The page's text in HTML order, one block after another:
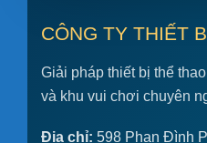
CÔNG TY THIẾT
Giải pháp thiết bị thể
và khu vui chơi chuyên
Địa chỉ: 598 Phan Đình